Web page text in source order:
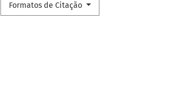
Formatos de Citação